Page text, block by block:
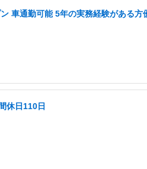
車通勤可能 5年の実務経験がある
休日110日